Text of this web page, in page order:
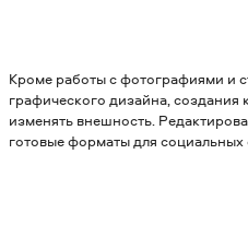
Кроме работы с фотографиями и
графического дизайна, создания
изменять внешность.
готовые форматы для социальных